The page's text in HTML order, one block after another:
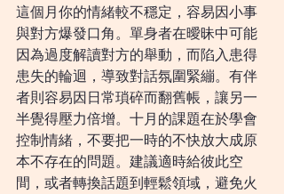
這個月你的情緒較不穩定，容易因小事
與對方爆發口角。單身者在曖昧中可能
因為過度解讀對方的舉動，而陷入患得
患失的輪迴，導致對話氛圍緊繃。有伴
者則容易因日常瑣碎而翻舊帳，讓另一
半覺得壓力倍增。十月的課題在於學會
控制情緒，不要把一時的不快放大成原
本不存在的問題。建議適時給彼此空
間，或者轉換話題到輕鬆領域，避免火